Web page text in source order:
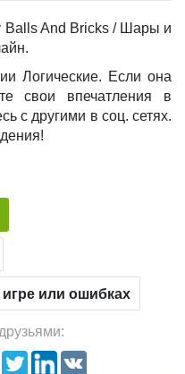
Balls And Bricks / Шары и
Логические. Если она
свои впечатления в
c другими в соц. сетях.
или ошибках